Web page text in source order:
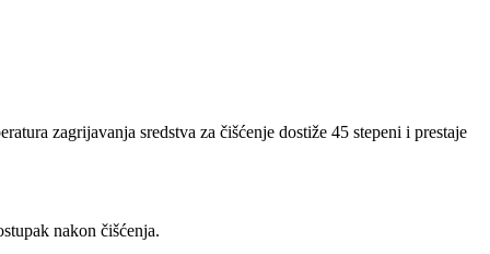
zagrijavanja sredstva za čišćenje dostiže 45 stepeni i prestaje
nakon čišćenja.